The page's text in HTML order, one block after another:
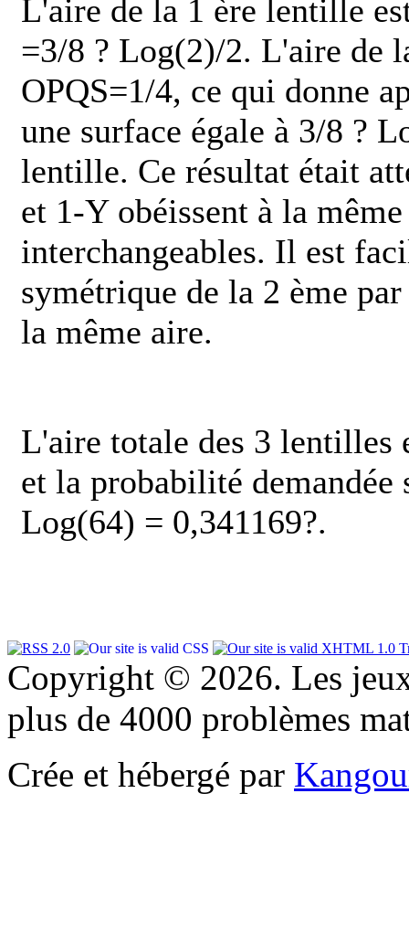
L'aire de la 1 ère lentille
=3/8 ? Log(2)/2. L'aire de
OPQS=1/4, ce qui donne
une surface égale à 3/8 ?
lentille. Ce résultat était
et 1-Y obéissent à la
interchangeables. Il est
symétrique de la 2 ème
la même aire.
L'aire totale des 3 lentilles
et la probabilité
Log(64) = 0,341169?.
Copyright © 2026. Les
plus de 4000 problèmes
Crée et hébergé par